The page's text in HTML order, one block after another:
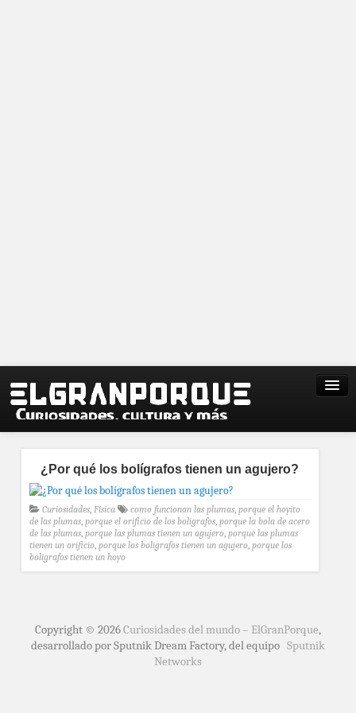
¿Por qué los bolígrafos tienen un agujero?
Curiosidades, Física como funcionan las plumas, porque el hoyito
de las plumas, porque el orificio de los boligrafos, porque la bola de acero
de las plumas, porque las plumas tienen un agujero, porque las plumas
tienen un orificio, porque los boligrafos tienen un agujero, porque los
boligrafos tienen un hoyo
Copyright © 2026Curiosidades del mundo – ElGranPorque,
desarrollado por Sputnik Dream Factory, del equipo Sputnik
Networks